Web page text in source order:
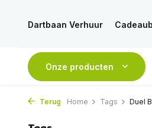
Dartbaan Verhuur
Onze producten
verstuurd GRATIS
Terug Home Tags Duel